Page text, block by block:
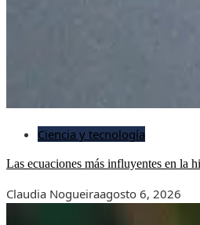
Ciencia y tecnología
Las ecuaciones más influyentes en la
Claudia Nogueiraagosto 6, 2026